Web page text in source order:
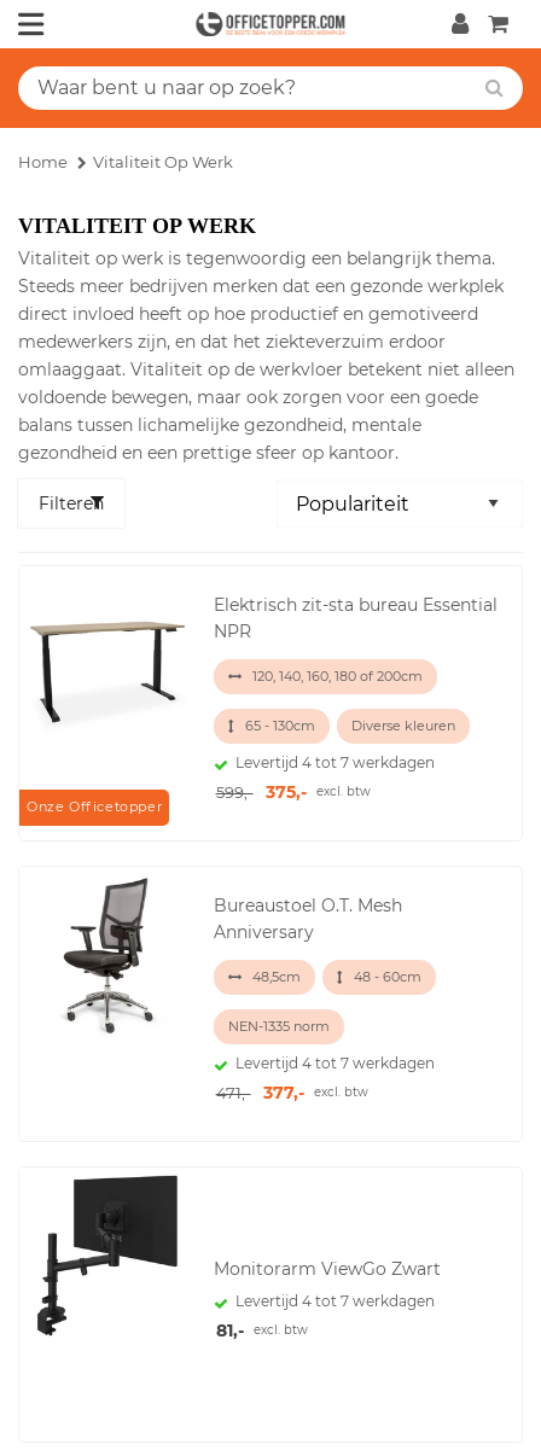
Home Vitaliteit Op Werk
VITALITEIT OP WERK
Vitaliteit op werk is tegenwoordig een belangrijk thema.
Steeds meer bedrijven merken dat een gezonde werkplek
direct invloed heeft op hoe productief en gemotiveerd
medewerkers zijn, en dat het ziekteverzuim erdoor
omlaaggaat. Vitaliteit op de werkvloer betekent niet alleen
voldoende bewegen, maar ook zorgen voor een goede
balans tussen lichamelijke gezondheid, mentale
gezondheid en een prettige sfeer op kantoor.
Filteren
Onze Officetopper
Elektrisch zit-sta bureau Essential
NPR
120, 140, 160, 180 of 200cm
65 - 130cm Diverse kleuren
Levertijd 4 tot 7 werkdagen
599,- 375,- excl. btw
Bureaustoel O.T. Mesh
Anniversary
48,5cm 48 - 60cm
NEN-1335 norm
Levertijd 4 tot 7 werkdagen
471,- 377,- excl. btw
Monitorarm ViewGo Zwart
Levertijd 4 tot 7 werkdagen
81,- excl. btw